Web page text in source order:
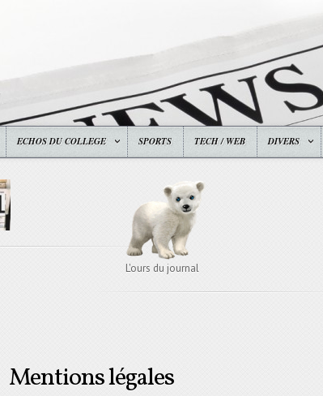
ECHOS DU COLLEGE SPORTS TECH / WEB DIVERS
L'ours du journal
Mentions légales